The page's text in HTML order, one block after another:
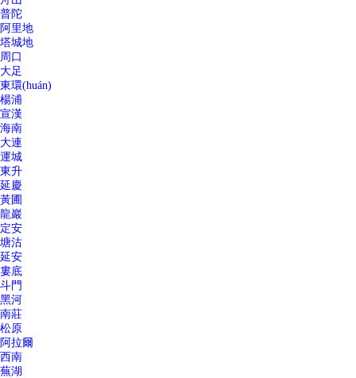
普陀
阿里地
塔城地
周口
大足
東環(huán)
楊浦
宣漢
海南
大連
運城
東升
延慶
黃圃
龍巖
定安
塘沽
延安
婁底
斗門
黑河
南莊
松原
阿拉爾
西南
蕪湖